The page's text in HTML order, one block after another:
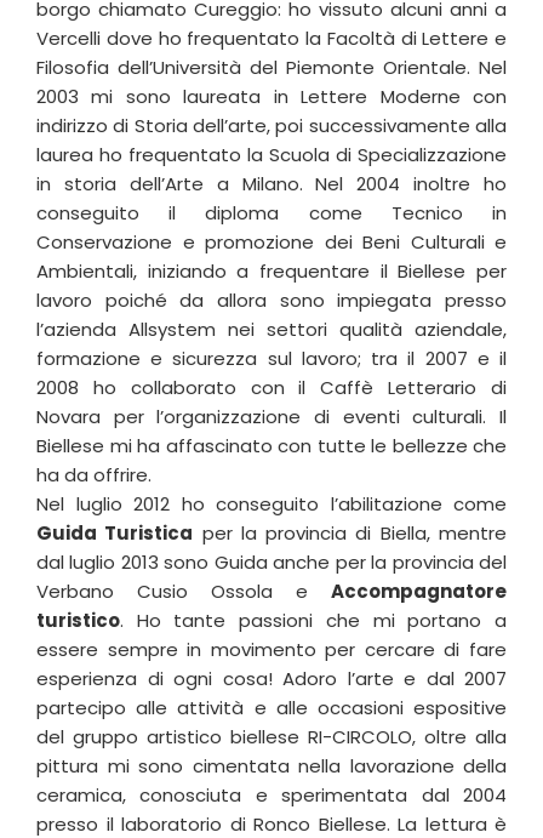
borgo chiamato Cureggio: ho vissuto alcuni anni a
Vercelli dove ho frequentato la Facoltà di Lettere e
Filosofia dell’Università del Piemonte Orientale. Nel
2003 mi sono laureata in Lettere Moderne con
indirizzo di Storia dell’arte, poi successivamente alla
laurea ho frequentato la Scuola di Specializzazione
in storia dell’Arte a Milano. Nel 2004 inoltre ho
conseguito il diploma come Tecnico in
Conservazione e promozione dei Beni Culturali e
Ambientali, iniziando a frequentare il Biellese per
lavoro poiché da allora sono impiegata presso
l’azienda Allsystem nei settori qualità aziendale,
formazione e sicurezza sul lavoro; tra il 2007 e il
2008 ho collaborato con il Caffè Letterario di
Novara per l’organizzazione di eventi culturali. Il
Biellese mi ha affascinato con tutte le bellezze che
ha da offrire.
Nel luglio 2012 ho conseguito l’abilitazione come
Guida Turistica per la provincia di Biella, mentre
dal luglio 2013 sono Guida anche per la provincia del
Verbano Cusio Ossola e Accompagnatore
turistico. Ho tante passioni che mi portano a
essere sempre in movimento per cercare di fare
esperienza di ogni cosa! Adoro l’arte e dal 2007
partecipo alle attività e alle occasioni espositive
del gruppo artistico biellese RI-CIRCOLO, oltre alla
pittura mi sono cimentata nella lavorazione della
ceramica, conosciuta e sperimentata dal 2004
presso il laboratorio di Ronco Biellese. La lettura è